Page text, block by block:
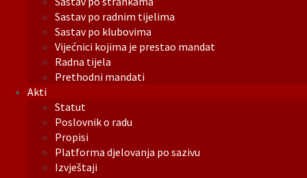
Sastav po radnim tijelima
Sastav po klubovima
Vijećnici kojima je prestao mandat
Radna tijela
Prethodni mandati
Akti
Statut
Poslovnik o radu
Propisi
Platforma djelovanja po sazivu
Izvještaji